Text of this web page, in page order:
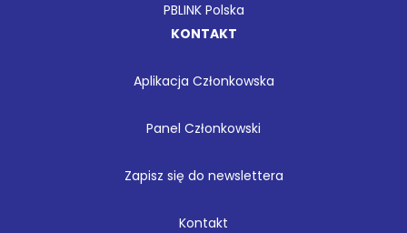
PBLINK Polska
KONTAKT
Aplikacja Członkowska
Panel Członkowski
Zapisz się do newslettera
Kontakt